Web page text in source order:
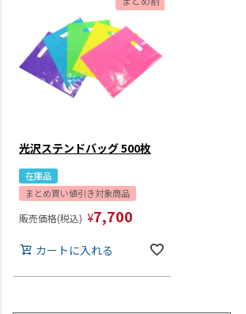
光沢ステンドバッグ 500枚
在庫品
まとめ買い値引き対象商品
販売価格(税込) ¥7,700
カートに入れる